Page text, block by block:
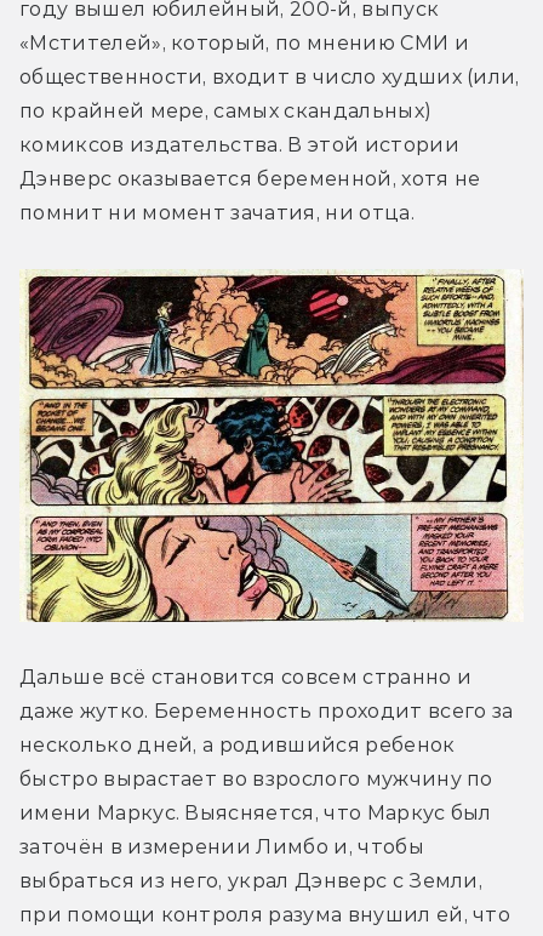
году вышел юбилейный, 200-й, выпуск
«Мстителей», который, по мнению СМИ и
общественности, входит в число худших (или,
по крайней мере, самых скандальных)
комиксов издательства. В этой истории
Дэнверс оказывается беременной, хотя не
помнит ни момент зачатия, ни отца.
Дальше всё становится совсем странно и
даже жутко. Беременность проходит всего за
несколько дней, а родившийся ребенок
быстро вырастает во взрослого мужчину по
имени Маркус. Выясняется, что Маркус был
заточён в измерении Лимбо и, чтобы
выбраться из него, украл Дэнверс с Земли,
при помощи контроля разума внушил ей, что